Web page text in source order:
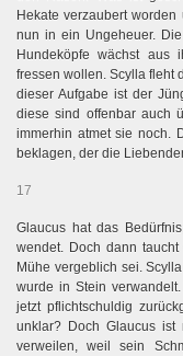
Hekate verzaubert
nun in ein Ungeheuer.
Hundeköpfe wächst aus
fressen wollen. Scylla fleht
dieser Aufgabe ist der
diese sind offenbar auch
immerhin atmet sie noch.
beklagen, der die
17
Glaucus hat das
wendet. Doch dann
Mühe vergeblich sei.
wurde in Stein
jetzt pflichtschuldig
unklar? Doch Glaucus
verweilen, weil sein